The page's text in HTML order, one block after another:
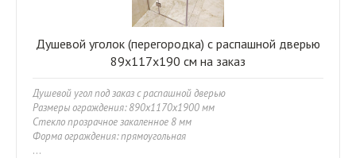
Душевой уголок (перегородка) с распашной дверью
89x117x190 см на заказ
Душевой угол под заказ с распашной дверью
Размеры ограждения: 890x1170x1900 мм
Стекло прозрачное закаленное 8 мм
Форма ограждения: прямоугольная
...